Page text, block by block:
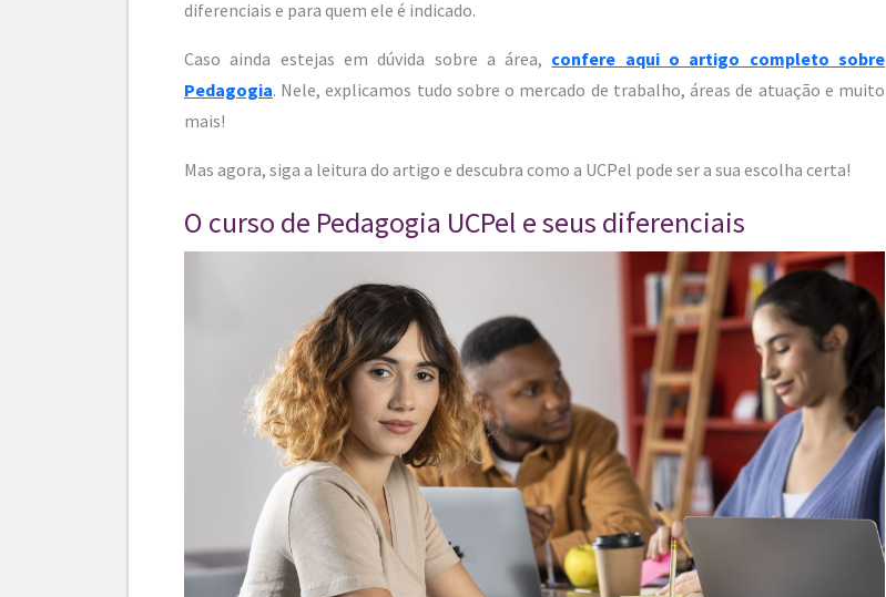
diferenciais e para quem ele é indicado.
Caso ainda estejas em dúvida sobre a área, confere aqui o artigo completo sobre
Pedagogia. Nele, explicamos tudo sobre o mercado de trabalho, áreas de atuação e muito
mais!
Mas agora, siga a leitura do artigo e descubra como a UCPel pode ser a sua escolha certa!
O curso de Pedagogia UCPel e seus diferenciais